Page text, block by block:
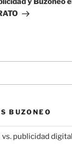
BUZONEO
publicidad